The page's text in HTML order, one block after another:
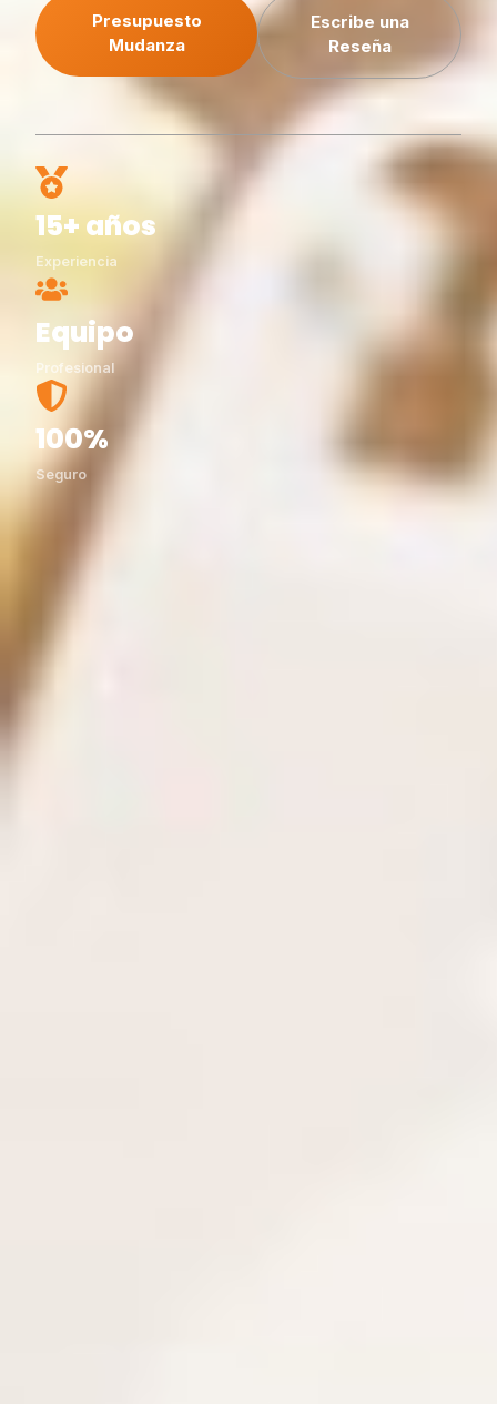
Presupuesto
Mudanza
Escribe una
Reseña
15+ años
Experiencia
Equipo
Profesional
100%
Seguro